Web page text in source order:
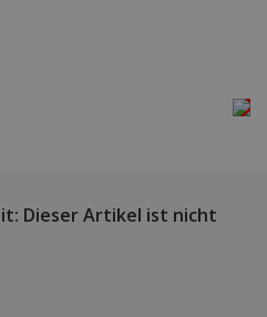
Dieser Artikel ist nicht